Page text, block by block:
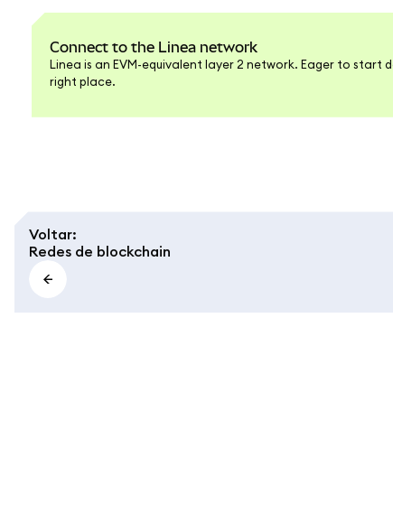
Connect to the Linea network
Linea is an EVM-equivalent layer 2 network. Eager to start
right place.
Voltar:
Redes de blockchain